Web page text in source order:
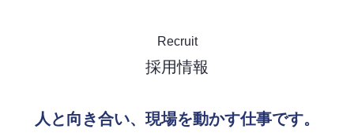
Recruit
採用情報
人と向き合い、現場を動かす仕事です。